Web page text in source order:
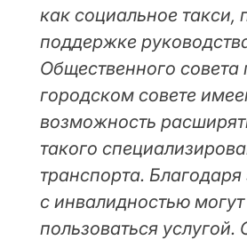
как социальное такси,
поддержке
Общественного совета
городском совете
возможность
такого
транспорта.
с инвалидностью
пользоваться услугой.